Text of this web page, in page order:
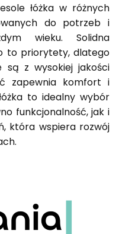
łóżka w różnych
do potrzeb i
wieku. Solidna
to priorytety, dlatego
są z wysokiej jakości
zapewnia komfort i
to idealny wybór
funkcjonalność, jak i
która wspiera rozwój